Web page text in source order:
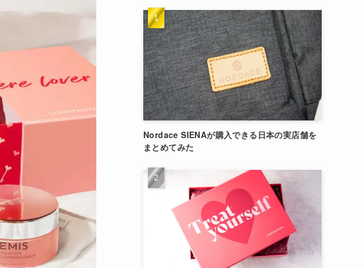
Nordace SIENAが購入できる日本の実店舗を
まとめてみた